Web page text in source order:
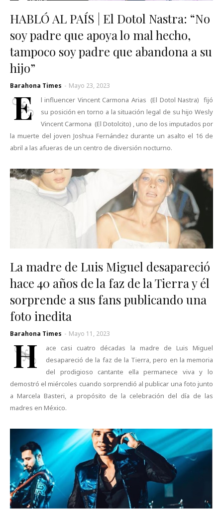
HABLÓ AL PAÍS | El Dotol Nastra: “No
soy padre que apoya lo mal hecho,
tampoco soy padre que abandona a su
hijo”
Barahona Times - Mayo 23, 2023
E
l influencer Vincent Carmona Arias (El Dotol Nastra) fijó
su posición en torno a la situación legal de su hijo Wesly
Vincent Carmona (El Dotolcito) , uno de los imputados por
la muerte del joven Joshua Fernández durante un asalto el 16 de
abril a las afueras de un centro de diversión nocturno.
La madre de Luis Miguel desapareció
hace 40 años de la faz de la Tierra y él
sorprende a sus fans publicando una
foto inedita
Barahona Times - Mayo 11, 2023
H
ace casi cuatro décadas la madre de Luis Miguel
desapareció de la faz de la Tierra, pero en la memoria
del prodigioso cantante ella permanece viva y lo
demostró el miércoles cuando sorprendió al publicar una foto junto
a Marcela Basteri, a propósito de la celebración del día de las
madres en México.